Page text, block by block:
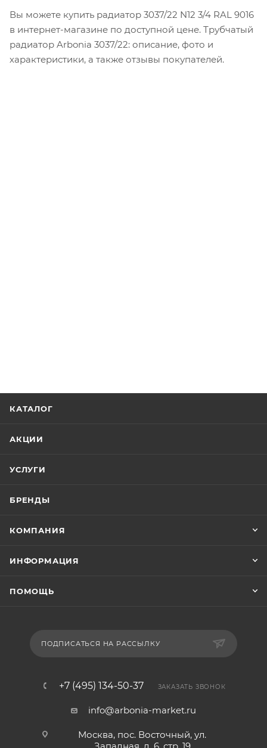
Вы можете купить радиатор 3037/22 N12 3/4 RAL 9016
в интернет-магазине по доступной цене. Трубчатый
радиатор Arbonia 3037/22: описание, фото и
характеристики, а также отзывы покупателей.
КАТАЛОГ
АКЦИИ
УСЛУГИ
БРЕНДЫ
КОМПАНИЯ
ИНФОРМАЦИЯ
ПОМОЩЬ
ПОДПИСАТЬСЯ НА РАССЫЛКУ
+7 (495) 134-50-37 ЗАКАЗАТЬ ЗВОНОК
info@arbonia-market.ru
Москва, пос. Восточный, ул.